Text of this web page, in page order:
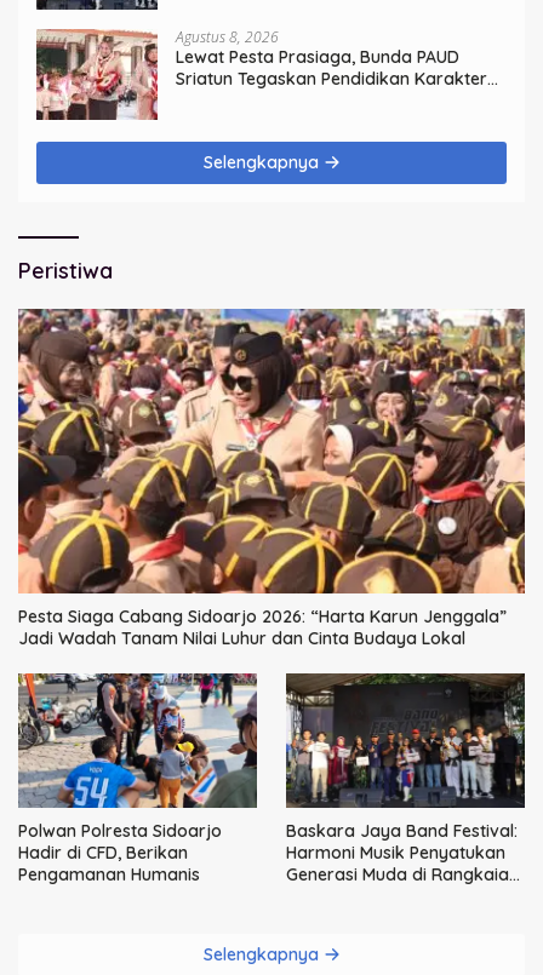
Agustus 8, 2026
Lewat Pesta Prasiaga, Bunda PAUD
Sriatun Tegaskan Pendidikan Karakter
Selengkapnya
Peristiwa
Pesta Siaga Cabang Sidoarjo 2026: “Harta Karun Jenggala”
Jadi Wadah Tanam Nilai Luhur dan Cinta Budaya Lokal
Polwan Polresta Sidoarjo
Hadir di CFD, Berikan
Pengamanan Humanis
Baskara Jaya Band Festival:
Harmoni Musik Penyatukan
Generasi Muda di Rangkaian
Selengkapnya